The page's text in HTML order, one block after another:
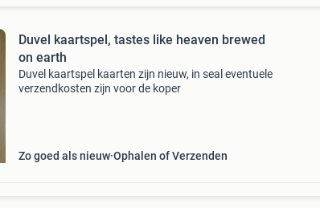
Duvel kaartspel, tastes like heaven brewed
on earth
Duvel kaartspel kaarten zijn nieuw, in seal eventuele
verzendkosten zijn voor de koper
Zo goed als nieuw Ophalen of Verzenden